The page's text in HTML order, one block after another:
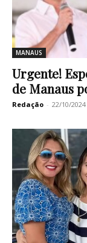
MANAUS
Urgente!
de Manaus
Redação - 22/10/2024